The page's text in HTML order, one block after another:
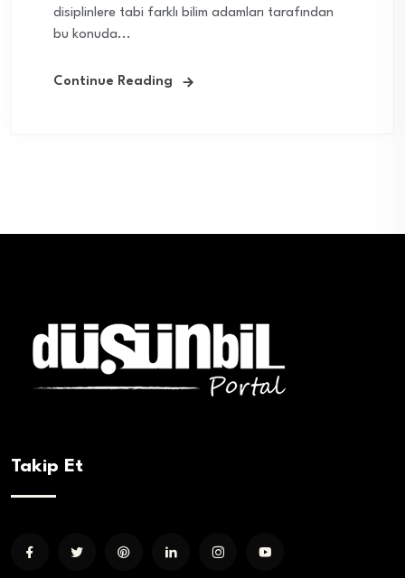
disiplinlere tabi farklı bilim adamları tarafından
bu konuda...
Continue Reading
Takip Et